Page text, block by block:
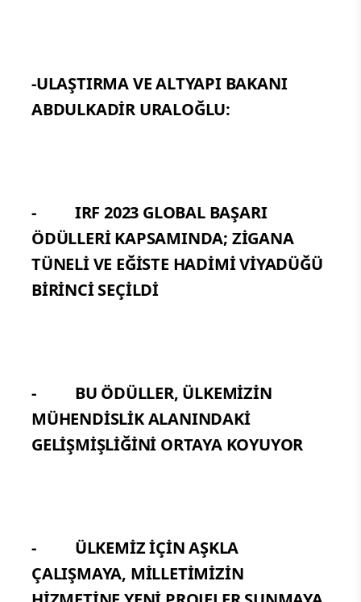
-ULAŞTIRMA VE ALTYAPI BAKANI
ABDULKADİR URALOĞLU:
- IRF 2023 GLOBAL BAŞARI
ÖDÜLLERİ KAPSAMINDA; ZİGANA
TÜNELİ VE EĞİSTE HADİMİ VİYADÜĞÜ
BİRİNCİ SEÇİLDİ
- BU ÖDÜLLER, ÜLKEMİZİN
MÜHENDİSLİK ALANINDAKİ
GELİŞMİŞLİĞİNİ ORTAYA KOYUYOR
- ÜLKEMİZ İÇİN AŞKLA
ÇALIŞMAYA, MİLLETİMİZİN